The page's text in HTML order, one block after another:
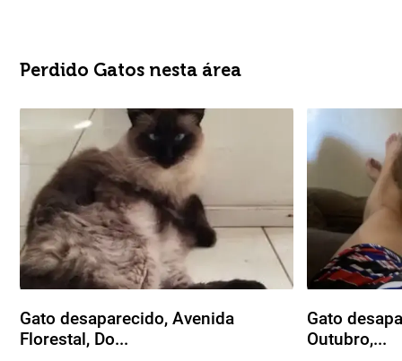
Perdido Gatos nesta área
Gato desaparecido, Avenida
Florestal, Do...
Gato
Outubro,...